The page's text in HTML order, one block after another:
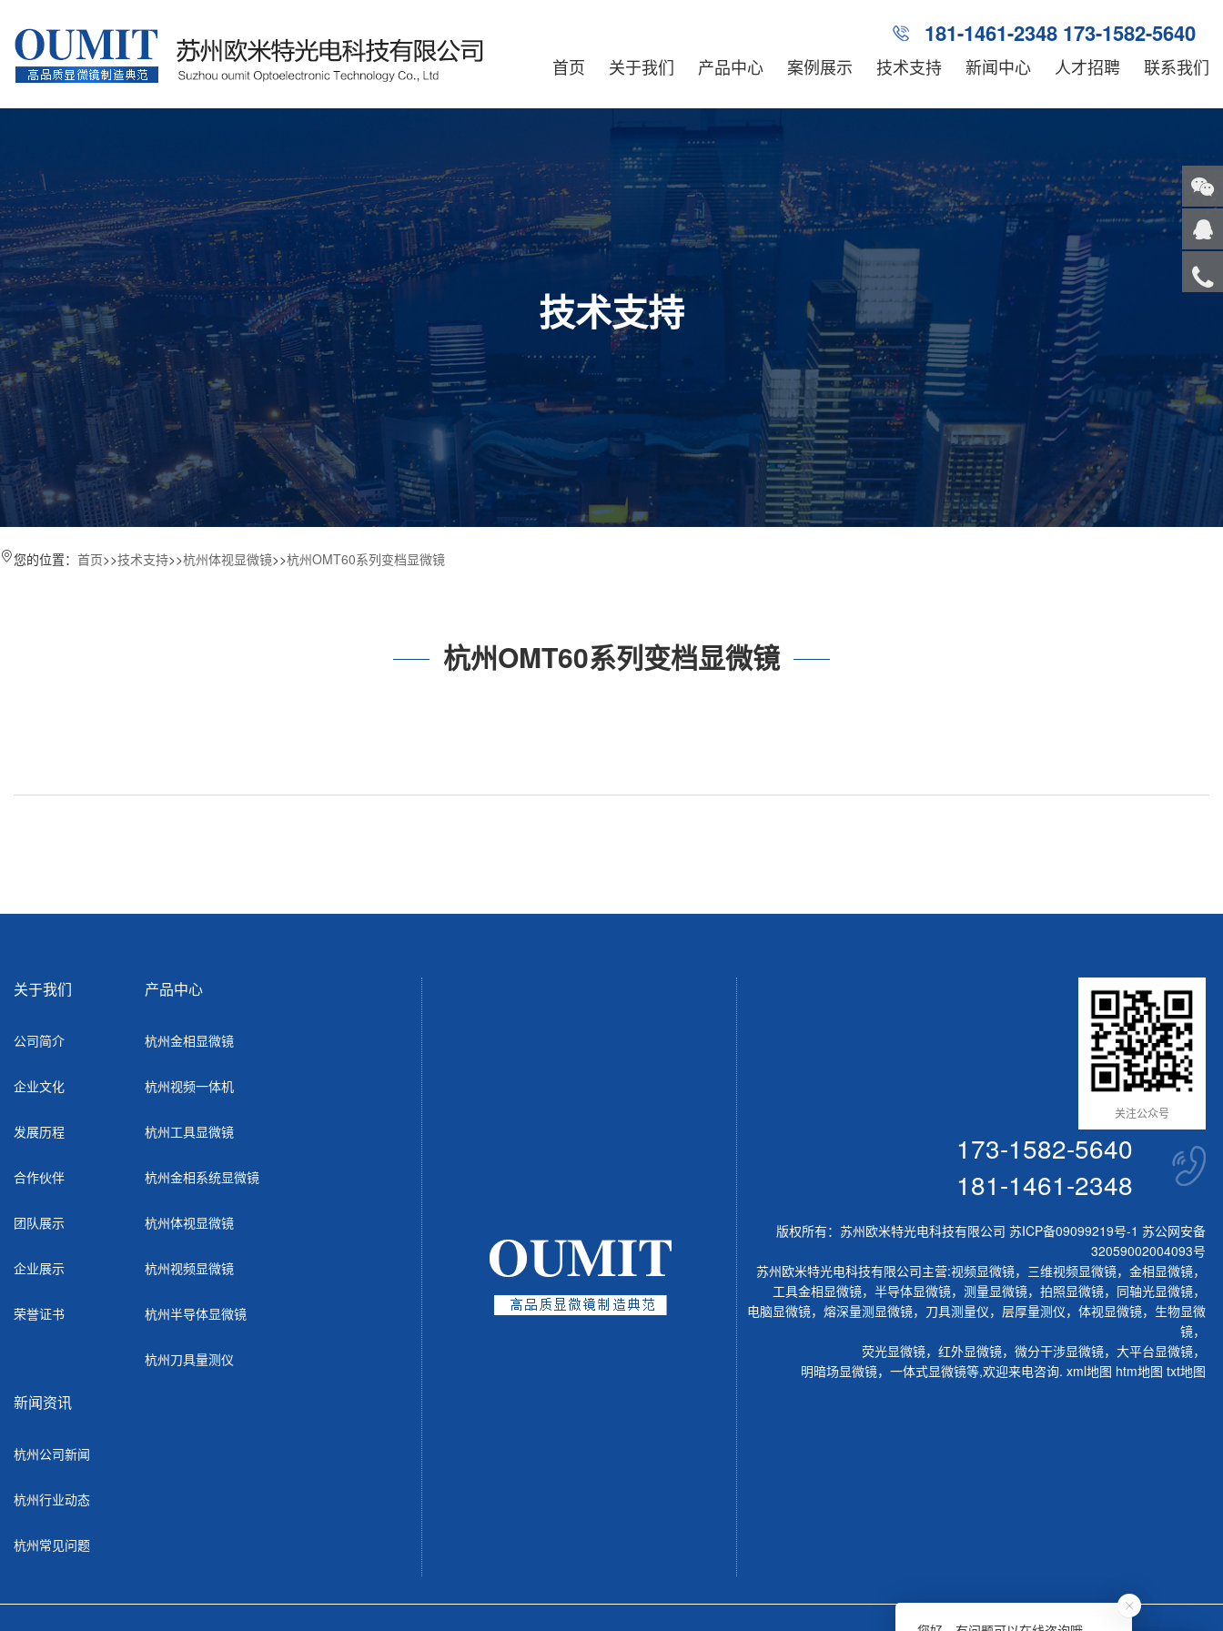
181-1461-2348 173-1582-5640
首页 关于我们 产品中心 案例展示 技术支持 新闻中心 人才招聘 联系我们
技术支持
您的位置： 首页>>技术支持>>杭州体视显微镜>>杭州OMT60系列变档显微镜
杭州OMT60系列变档显微镜
关于我们
公司简介
企业文化
发展历程
合作伙伴
团队展示
企业展示
荣誉证书
产品中心
杭州金相显微镜
杭州视频一体机
杭州工具显微镜
杭州金相系统显微镜
杭州体视显微镜
杭州视频显微镜
杭州半导体显微镜
杭州刀具量测仪
新闻资讯
杭州公司新闻
杭州行业动态
杭州常见问题
关注公众号
173-1582-5640
181-1461-2348
版权所有：苏州欧米特光电科技有限公司 苏ICP备09099219号-1 苏公网安备
32059002004093号
苏州欧米特光电科技有限公司主营:视频显微镜， 三维视频显微镜， 金相显微镜，
工具金相显微镜， 半导体显微镜， 测量显微镜， 拍照显微镜， 同轴光显微镜，
电脑显微镜， 熔深量测显微镜， 刀具测量仪， 层厚量测仪， 体视显微镜， 生物显微
镜，
荧光显微镜， 红外显微镜， 微分干涉显微镜， 大平台显微镜，
明暗场显微镜， 一体式显微镜等,欢迎来电咨询. xml地图 htm地图 txt地图
关注
微信
客服
顶部